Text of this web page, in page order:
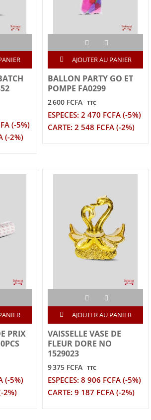
(-5%)
(-2%)
AJOUTER AU PANIER
BALLON PARTY GO ET
POMPE FA0299
2 600 FCFA TTC
ESPECES: 2 470 FCFA (-5%)
CARTE: 2 548 FCFA (-2%)
PRIX
(-5%)
2%)
AJOUTER AU PANIER
VAISSELLE VASE DE
FLEUR DORE NO
1529023
9 375 FCFA TTC
ESPECES: 8 906 FCFA (-5%)
CARTE: 9 187 FCFA (-2%)